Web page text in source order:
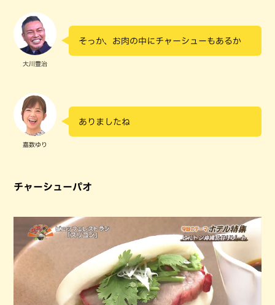
大川豊治
そっか、お肉の中にチャーシューもあるか
嘉数ゆり
ありましたね
チャーシューパオ